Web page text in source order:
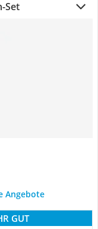
Set
Angebote
GUT